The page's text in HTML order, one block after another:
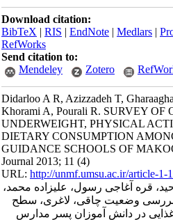
Download citation:
BibTeX|RIS|EndNote|Medlars|
RefWorks
Send citation to:
Mendeley
Zotero
Didarloo A R, Azizzadeh T,
Khorami A, Pourali R. SURVEY OF
UNDERWEIGHT, PHYSICAL
DIETARY CONSUMPTION
GUIDANCE SCHOOLS OF
Journal 2013; 11 (4)
URL:http://unmf.umsu.ac.ir/article-
قره آغاجی رسول، علیزاده محمد،
وضعیت چاقی، لاغری، سطح
در دانش آموزان پسر مدارس